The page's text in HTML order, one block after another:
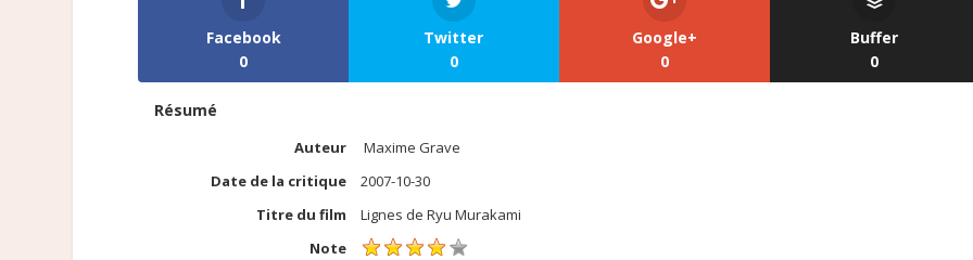
Facebook
0
Twitter
0
Google+
0
Buffer
0
Résumé
Auteur
Maxime Grave
Date de la critique
2007-10-30
Titre du film
Lignes de Ryu Murakami
Note